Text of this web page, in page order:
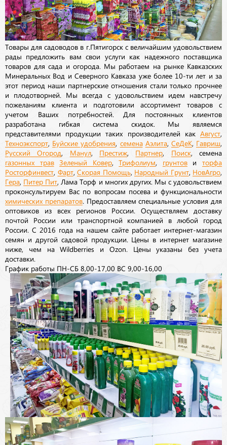
Товары для садоводов в г.Пятигорск с величайшим удовольствием
рады предложить вам свои услуги как надежного поставщика
товаров для сада и огорода. Мы работаем на рынке Кавказских
Минеральных Вод и Северного Кавказа уже более 10-ти лет и за
этот период наши партнерские отношения стали только прочнее
и плодотворней. Мы всегда с удовольствием идем навстречу
пожеланиям клиента и подготовили ассортимент товаров с
учетом Ваших потребностей. Для постоянных клиентов
разработана гибкая система скидок. Мы являемся
представителями продукции таких производителей как Август
Техноэкспорт Буйские удобрения семена Аэлита, СеДеК Гавриш
Русский Огород Манул, Престиж Партнер Поиск, семена
газонных трав Зеленый Ковер,Трифолиум грунтовиторфа
Росторфинвест Фарт, Скорая Помощь Народный Грунт, НовАгро
Гера Питер Пит , Лама Торф и многих других. Мы с удовольствием
проконсультируем Вас по вопросам посева и функциональности
химических препаратов. Предоставляем специальные условия для
оптовиков из всех регионов России. Осуществляем доставку
почтой России или транспортной компанией в любой город
России. С 2016 года на нашем сайте работает интернет-магазин
семян и другой садовой продукции. Цены в интернет магазине
ниже, чем на Wildberries и Ozon. Цены указаны без учета
доставки.
График работы ПН-СБ 8,00-17,00 ВС 9,00-16,00